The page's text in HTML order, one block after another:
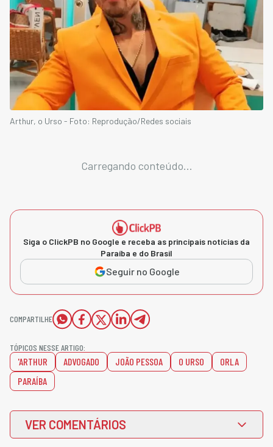
Arthur, o Urso - Foto: Reprodução/Redes sociais
Carregando conteúdo...
Siga o ClickPB no Google e receba as principais notícias da
Paraíba e do Brasil
Seguir no Google
COMPARTILHE
TÓPICOS NESSE ARTIGO:
'ARTHUR ADVOGADO JOÃO PESSOA O URSO
ORLA
PARAÍBA
VER COMENTÁRIOS